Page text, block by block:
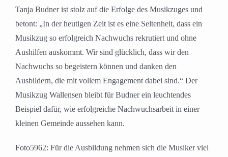
Tanja Budner ist stolz auf die Erfolge des Musikzuges und
betont: „In der heutigen Zeit ist es eine Seltenheit, dass ein
Musikzug so erfolgreich Nachwuchs rekrutiert und ohne
Aushilfen auskommt. Wir sind glücklich, dass wir den
Nachwuchs so begeistern können und danken den
Ausbildern, die mit vollem Engagement dabei sind.“ Der
Musikzug Wallensen bleibt für Budner ein leuchtendes
Beispiel dafür, wie erfolgreiche Nachwuchsarbeit in einer
kleinen Gemeinde aussehen kann.
Foto5962: Für die Ausbildung nehmen sich die Musiker viel